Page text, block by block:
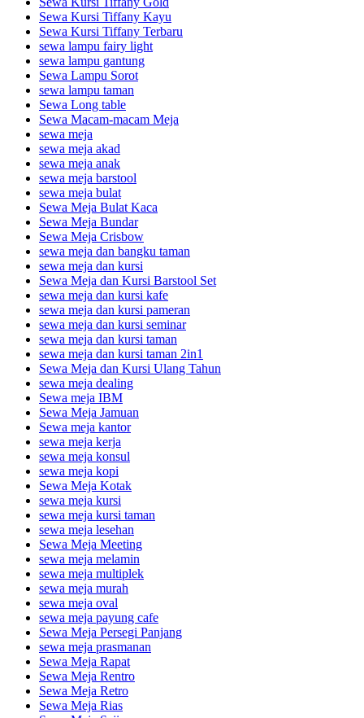
Sewa Kursi Tiffany Kayu
Sewa Kursi Tiffany Terbaru
sewa lampu fairy light
sewa lampu gantung
Sewa Lampu Sorot
sewa lampu taman
Sewa Long table
Sewa Macam-macam Meja
sewa meja
sewa meja akad
sewa meja anak
sewa meja barstool
sewa meja bulat
Sewa Meja Bulat Kaca
Sewa Meja Bundar
Sewa Meja Crisbow
sewa meja dan bangku taman
sewa meja dan kursi
Sewa Meja dan Kursi Barstool Set
sewa meja dan kursi kafe
sewa meja dan kursi pameran
sewa meja dan kursi seminar
sewa meja dan kursi taman
sewa meja dan kursi taman 2in1
Sewa Meja dan Kursi Ulang Tahun
sewa meja dealing
Sewa meja IBM
Sewa Meja Jamuan
Sewa meja kantor
sewa meja kerja
sewa meja konsul
sewa meja kopi
Sewa Meja Kotak
sewa meja kursi
sewa meja kursi taman
sewa meja lesehan
Sewa Meja Meeting
sewa meja melamin
sewa meja multiplek
sewa meja murah
sewa meja oval
sewa meja payung cafe
Sewa Meja Persegi Panjang
sewa meja prasmanan
Sewa Meja Rapat
Sewa Meja Rentro
Sewa Meja Retro
Sewa Meja Rias